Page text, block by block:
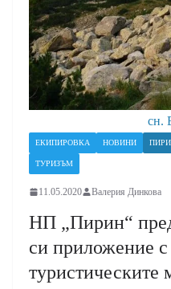
сн.
ЕКИПИРОВКА НОВИНИ
ТУРИЗЪМ
11.05.2020 Валерия Динкова
НП „Пирин“
си приложение
туристическите